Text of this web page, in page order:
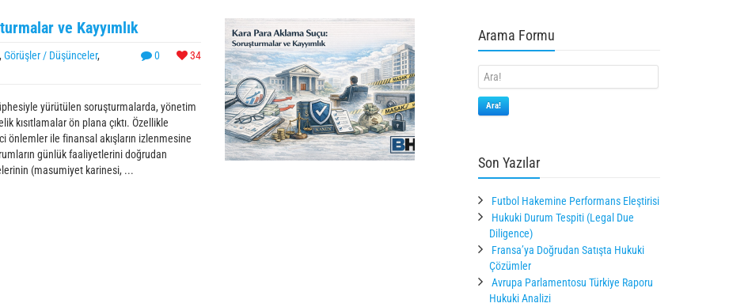
ve Kayyımlık
0 34
, Görüşler / Düşünceler,
yürütülen soruşturmalarda, yönetim
kısıtlamalar ön plana çıktı. Özellikle
önlemler ile finansal akışların izlenmesine
günlük faaliyetlerini doğrudan
(masumiyet karinesi, ...
Arama Formu
Ara!
Son Yazılar
Futbol Hakemine Performans Eleştirisi
Hukuki Durum Tespiti (Legal Due
Diligence)
Fransa’ya Doğrudan Satışta Hukuki
Çözümler
Avrupa Parlamentosu Türkiye Raporu
Hukuki Analizi